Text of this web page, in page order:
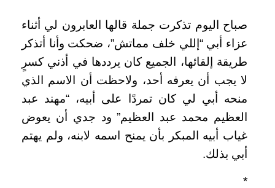
صباح اليوم تذكرت جملة قالها العابرون لي أثناء
عزاء أبي “إللي خلف مماتش”، ضحكت وأنا أتذكر
طريقة إلقائها، الجميع كان يرددها في أذني كسرٍ
لا يجب أن يعرفه أحد، ولاحظت أن الاسم الذي
منحه أبي لي كان تمردًا على أبيه، “مهند عبد
العظيم محمد عبد العظيم” ود جدي أن يعوض
غياب أبيه المبكر بأن يمنح اسمه لابنه، ولم يهتم
أبي بذلك.
*